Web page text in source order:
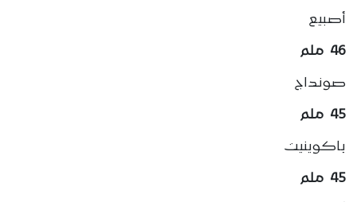
أصبيع
46 ملم
صونداج
45 ملم
باكوينيت
45 ملم